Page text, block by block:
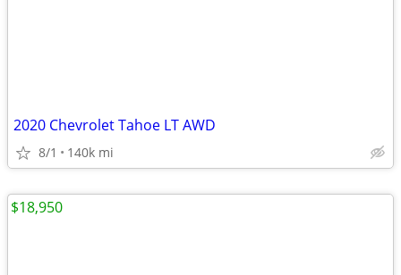
2020 Chevrolet Tahoe LT AWD
8/1 140k mi
$18,950